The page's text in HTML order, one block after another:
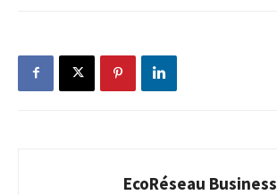
EcoRéseau Business